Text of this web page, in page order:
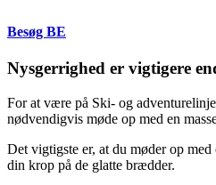
Besøg BE
Nysgerrighed er vigtigere
For at være på Ski- og
nødvendigvis møde op med en
Det vigtigste er, at du møder op
din krop på de glatte brædder.